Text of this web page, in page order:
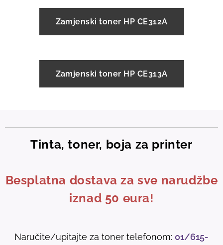
Zamjenski toner HP CE312A
Zamjenski toner HP CE313A
Tinta, toner, boja za printer
Besplatna dostava za sve narudžbe
iznad 50 eura!
Naručite/upitajte za toner telefonom: 01/615-